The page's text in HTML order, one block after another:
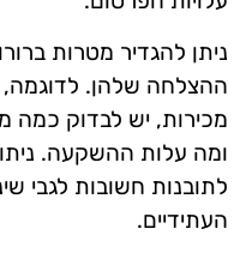
ניתן להגדיר מטרות
ההצלחה שלהן.
מכירות, יש לבדוק כמה
ומה עלות ההשקעה.
לתובנות חשובות לגבי
העתידיים.